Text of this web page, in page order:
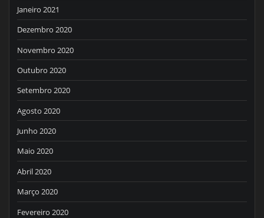
Janeiro 2021
Dezembro 2020
Novembro 2020
Outubro 2020
Setembro 2020
Agosto 2020
Junho 2020
Maio 2020
Abril 2020
Março 2020
Fevereiro 2020